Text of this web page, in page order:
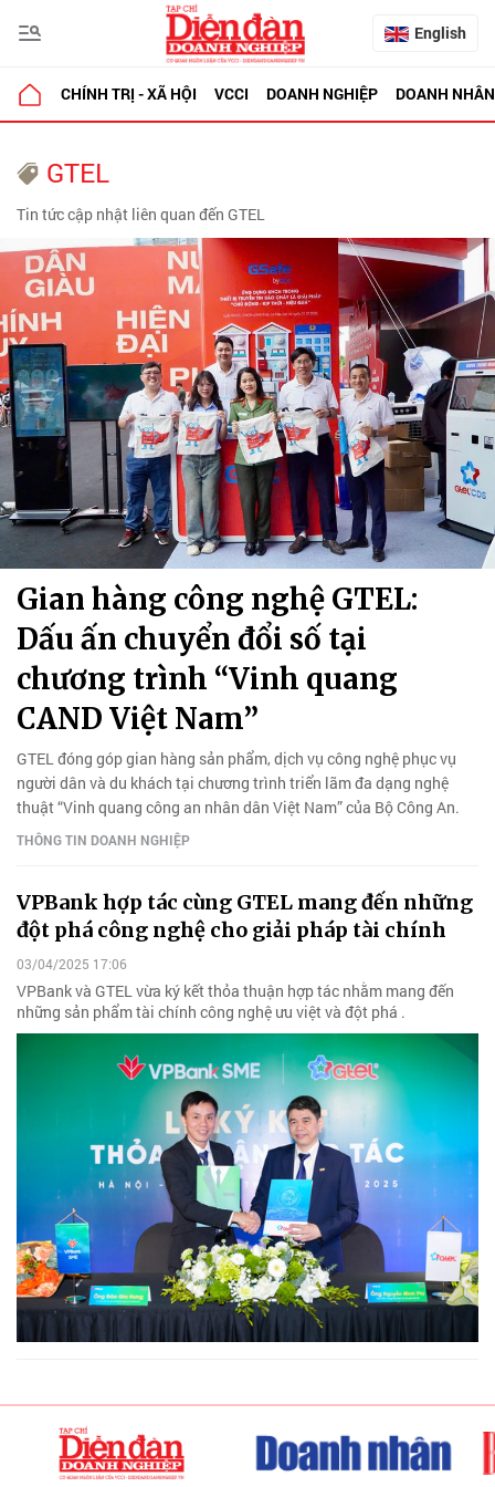
English
CHÍNH TRỊ - XÃ HỘI VCCI DOANH NGHIỆP DOANH NHÂN
GTEL
Tin tức cập nhật liên quan đến GTEL
Gian hàng công nghệ GTEL:
Dấu ấn chuyển đổi số tại
chương trình “Vinh quang
CAND Việt Nam”
GTEL đóng góp gian hàng sản phẩm, dịch vụ công nghệ phục vụ
người dân và du khách tại chương trình triển lãm đa dạng nghệ
thuật “Vinh quang công an nhân dân Việt Nam” của Bộ Công An.
THÔNG TIN DOANH NGHIỆP
VPBank hợp tác cùng GTEL mang đến những
đột phá công nghệ cho giải pháp tài chính
03/04/2025 17:06
VPBank và GTEL vừa ký kết thỏa thuận hợp tác nhằm mang đến
những sản phẩm tài chính công nghệ ưu việt và đột phá .